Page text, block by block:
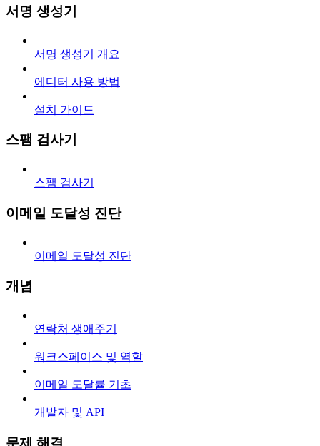
서명 생성기
서명 생성기 개요
에디터 사용 방법
설치 가이드
스팸 검사기
스팸 검사기
이메일 도달성 진단
이메일 도달성 진단
개념
연락처 생애주기
워크스페이스 및 역할
이메일 도달률 기초
개발자 및 API
문제 해결